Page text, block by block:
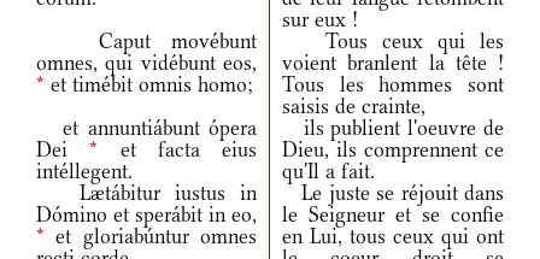
sur eux !
Caput movébunt
omnes, qui vidébunt eos,
* et timébit omnis homo;
Tous ceux qui les
voient branlent la tête !
Tous les hommes sont
saisis de crainte,
et annuntiábunt ópera
Dei* et facta eius
intéllegent.
ils publient l'oeuvre de
Dieu, ils comprennent ce
qu'Il a fait.
Lætábitur iustus in
Dómino et sperábit in eo,
* et gloriabúntur omnes
Le juste se réjouit dans
le Seigneur et se confie
en Lui, tous ceux qui ont